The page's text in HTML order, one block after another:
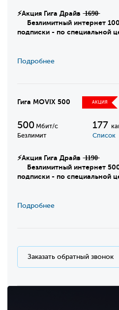
⚡Акция Гига Драйв ̶1̶6̶9̶0̶
Безлимитный интернет
подписки - по специальной
Подробнее
Гига MOVIX 500 АКЦИЯ
500 Мбит/с
Безлимит
177
Список
⚡Акция Гига Драйв ̶1̶1̶9̶0̶
Безлимитный интернет
подписки - по специальной
Подробнее
Заказать обратный звонок